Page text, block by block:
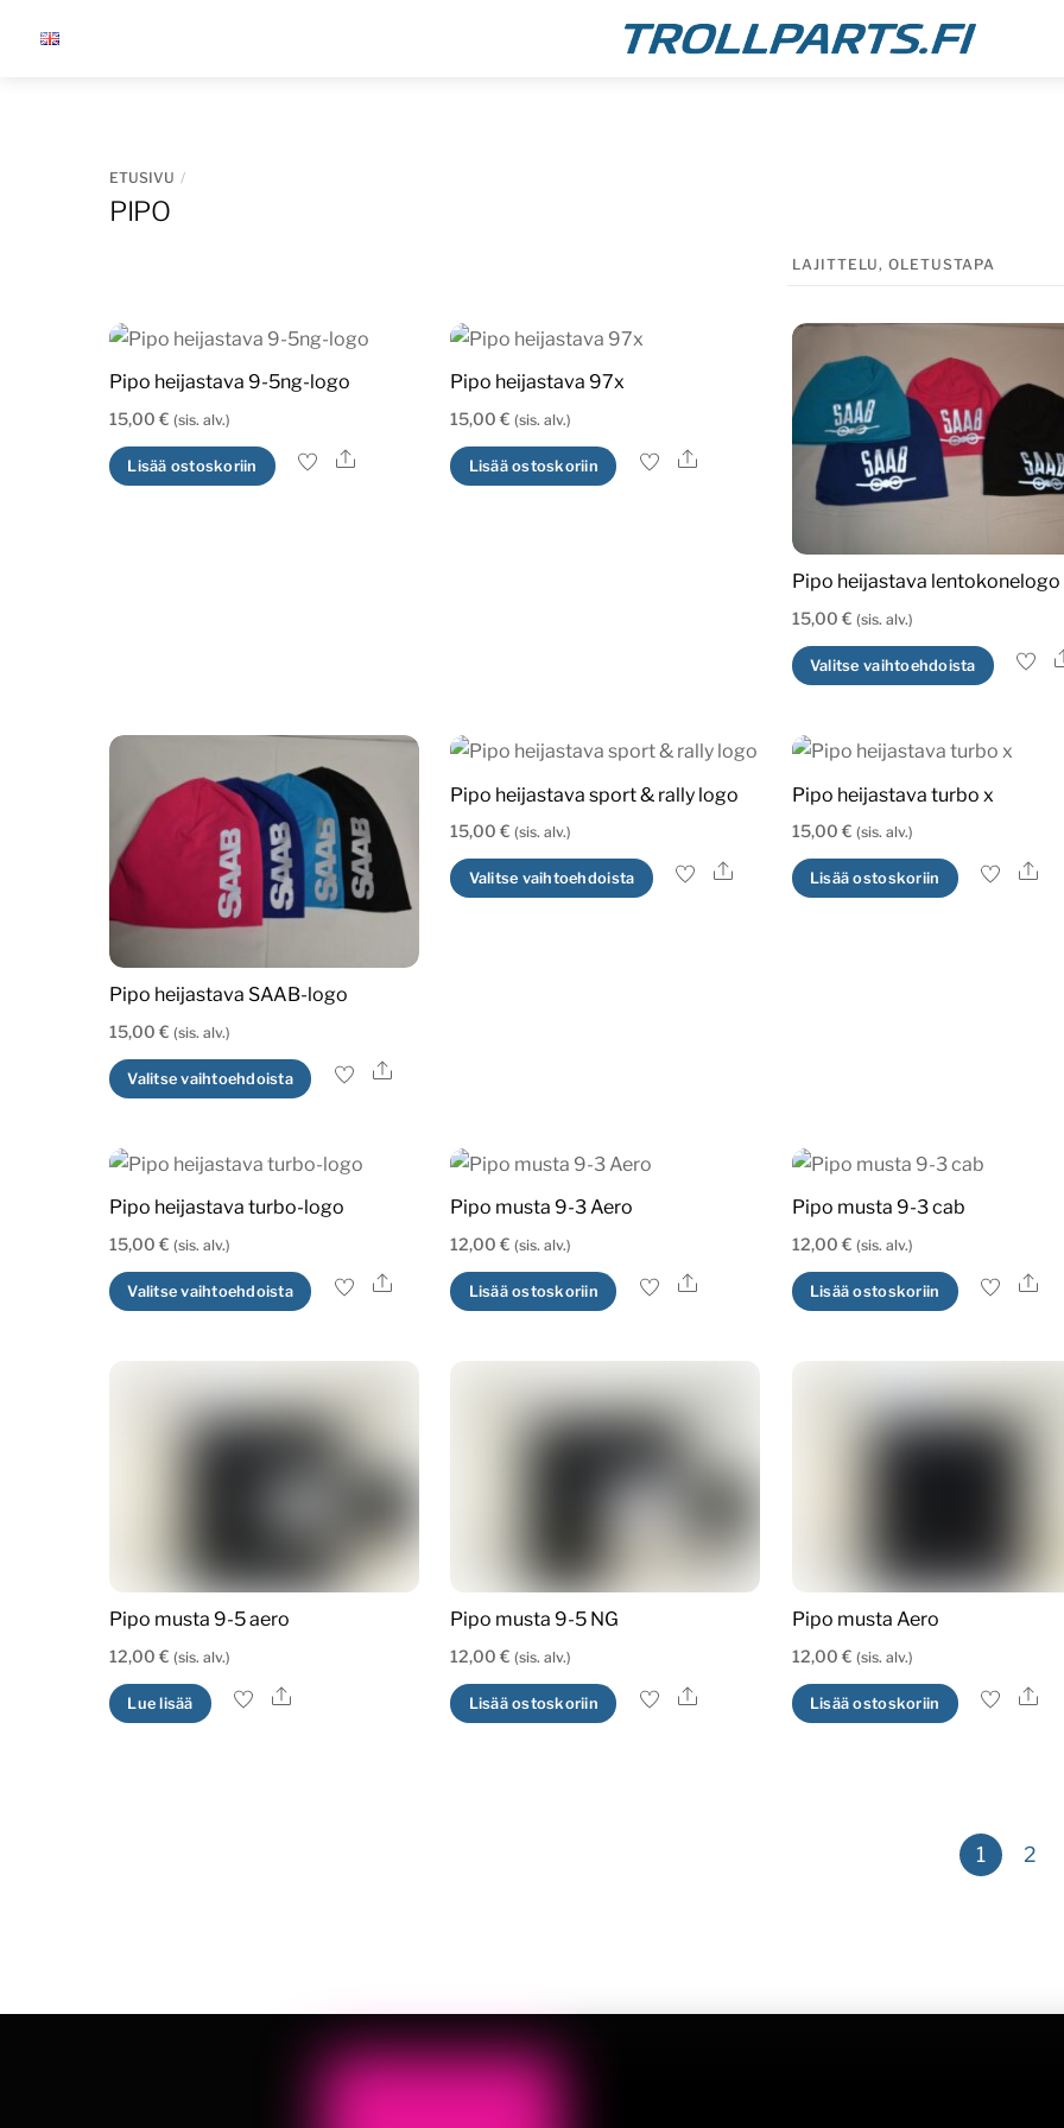
ETUSIVU
PIPO
Pipo heijastava 9-5ng-logo
15,00 € (sis. alv.)
Lisää ostoskoriin Ale
Pipo heijastava 97x
15,00€ (sis. alv.)
Lisää ostoskoriin Ale
Pipo heijastava lentokonelogo
15,00 € (sis. alv.)
Valitse vaihtoehdoista
Tällä
Pipo heijastava SAAB-logo
15,00 € (sis. alv.)
Valitse vaihtoehdoista
Tällä
useampi
muunnelma.
valinnat
sivulla.
Ale
Pipo heijastava sport & rally logo
15,00€ (sis. alv.)
Valitse vaihtoehdoista
Tällä
Ale
Pipo heijastava turbo x
15,00 € (sis. alv.)
Lisää ostoskoriin
Pipo heijastava turbo-logo
15,00 € (sis. alv.)
Valitse vaihtoehdoista
Tällä
muunnelma.
tuotteen
Ale
Pipo musta 9-3 Aero
12,00€ (sis. alv.)
Lisää ostoskoriin Ale
Pipo musta 9-3 cab
12,00 € (sis. alv.)
Lisää ostoskoriin
Pipo musta 9-5 aero
12,00 € (sis. alv.)
Lue lisää Ale
Pipo musta 9-5 NG
12,00€ (sis. alv.)
Lisää ostoskoriin Ale
Pipo musta Aero
12,00 € (sis. alv.)
Lisää ostoskoriin
1 2